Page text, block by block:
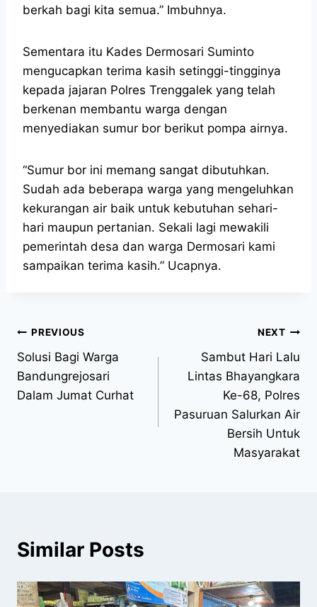
berkah bagi kita semua.” Imbuhnya.
Sementara itu Kades Dermosari Suminto
mengucapkan terima kasih setinggi-tingginya
kepada jajaran Polres Trenggalek yang telah
berkenan membantu warga dengan
menyediakan sumur bor berikut pompa airnya.
“Sumur bor ini memang sangat dibutuhkan.
Sudah ada beberapa warga yang mengeluhkan
kekurangan air baik untuk kebutuhan sehari-
hari maupun pertanian. Sekali lagi mewakili
pemerintah desa dan warga Dermosari kami
sampaikan terima kasih.” Ucapnya.
PREVIOUS
Solusi Bagi Warga
Bandungrejosari
Dalam Jumat Curhat
NEXT
Sambut Hari Lalu
Lintas Bhayangkara
Ke-68, Polres
Pasuruan Salurkan Air
Bersih Untuk
Masyarakat
Similar Posts